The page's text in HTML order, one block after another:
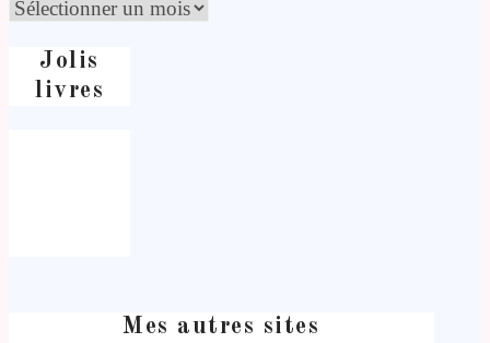
Jolis
livres
Mes autres sites